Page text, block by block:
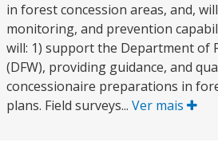
in forest concession areas, and,
monitoring, and prevention
will: 1) support the Department of
(DFW), providing guidance, and
concessionaire preparations in
plans. Field surveys... Ver mais